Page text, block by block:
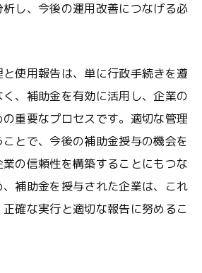
し、今後の運用改善につなげる必
使用報告は、単に行政手続きを遵
、補助金を有効に活用し、企業の
重要なプロセスです。適切な管理
とで、今後の補助金授与の機会を
の信頼性を構築することにもつな
補助金を授与された企業は、これ
確な実行と適切な報告に努めるこ